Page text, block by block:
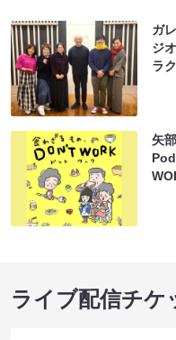
ガ
ジ
ラ
⽮
ライブ配信チケ